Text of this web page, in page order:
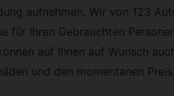
aufnehmen. Wir von 123
für Ihren Gebrauchten
auf Ihnen auf Wunsch
und den momentanen